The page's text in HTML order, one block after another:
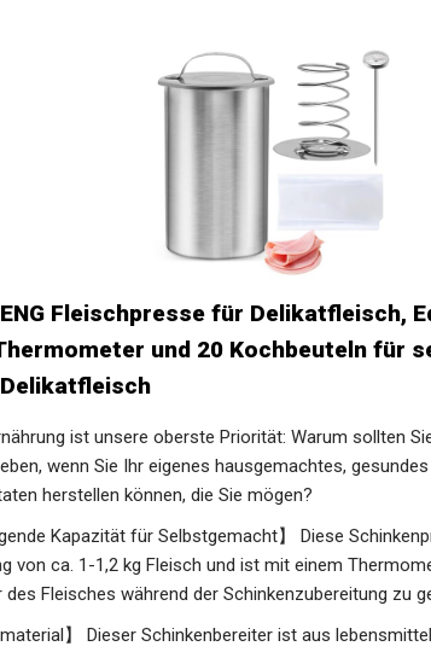
Fleischpresse für Delikatfleisch,
und 20 Kochbeuteln für
ist unsere oberste Priorität: Warum sollten
wenn Sie Ihr eigenes hausgemachtes,
herstellen können, die Sie mögen?
Kapazität für Selbstgemacht】 Diese
von ca. 1-1,2 kg Fleisch und ist mit einem
des Fleisches während der Schinkenzubereitung zu
】 Dieser Schinkenbereiter ist aus